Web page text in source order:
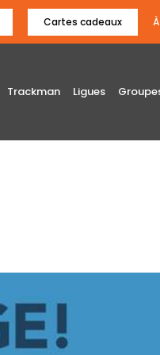
Cartes cadeaux
Trackman Ligues